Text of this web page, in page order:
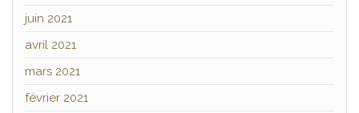
juin 2021
avril 2021
mars 2021
février 2021